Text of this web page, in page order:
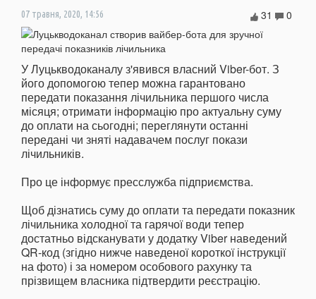
07 травня, 2020, 14:56 0
31
У Луцькводоканалу з'явився власний Viber-бот. З
його допомогою тепер можна гарантовано
передати показання лічильника першого числа
місяця; отримати інформацію про актуальну суму
до оплати на сьогодні; переглянути останні
передані чи зняті надавачем послуг покази
лічильників.
Про це інформує пресслужба підприємства.
Щоб дізнатись суму до оплати та передати показник
лічильника холодної та гарячої води тепер
достатньо відсканувати у додатку Viber наведений
QR-код (згідно нижче наведеної короткої інструкції
на фото) і за номером особового рахунку та
прізвищем власника підтвердити реєстрацію.